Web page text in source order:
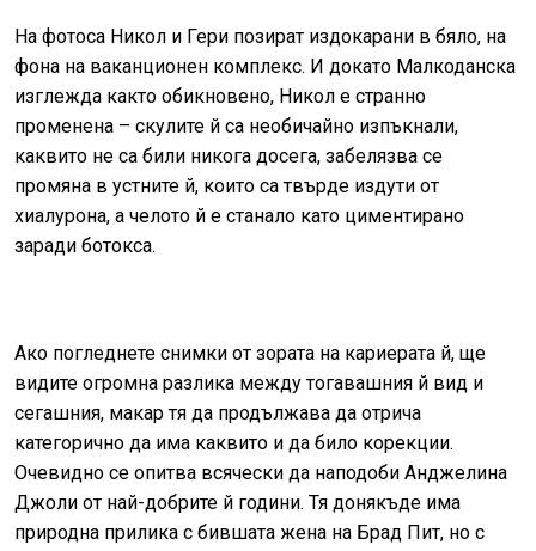
На фотоса Никол и Гери позират издокарани в бяло, на
фона на ваканционен комплекс. И докато Малкоданска
изглежда както обикновено, Никол е странно
променена – скулите й са необичайно изпъкнали,
каквито не са били никога досега, забелязва се
промяна в устните й, които са твърде издути от
хиалурона, а челото й е станало като циментирано
заради ботокса.
Ако погледнете снимки от зората на кариерата й, ще
видите огромна разлика между тогавашния й вид и
сегашния, макар тя да продължава да отрича
категорично да има каквито и да било корекции.
Очевидно се опитва всячески да наподоби Анджелина
Джоли от най-добрите й години. Тя донякъде има
природна прилика с бившата жена на Брад Пит, но с